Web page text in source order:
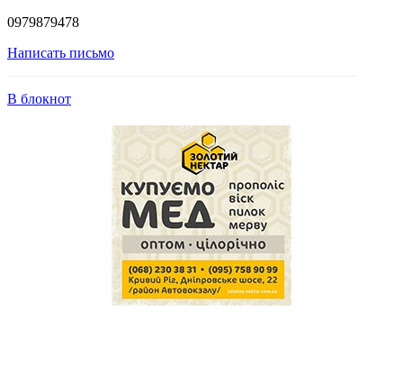
0979879478
Написать письмо
В блокнот